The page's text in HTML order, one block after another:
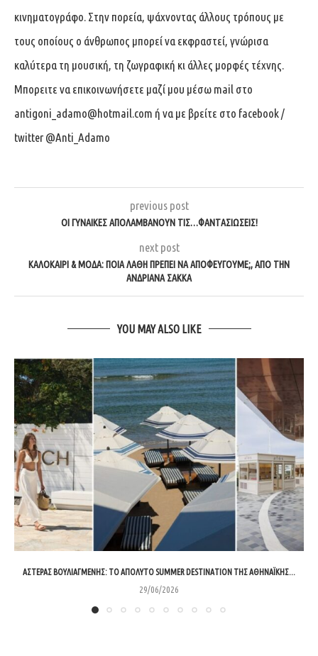
κινηματογράφο. Στην πορεία, ψάχνοντας άλλους τρόπους με
τους οποίους ο άνθρωπος μπορεί να εκφραστεί, γνώρισα
καλύτερα τη μουσική, τη ζωγραφική κι άλλες μορφές τέχνης.
Μπορειτε να επικοινωνήσετε μαζί μου μέσω mail στο
antigoni_adamo@hotmail.com ή να με βρείτε στο facebook /
twitter @Anti_Adamo
previous post
ΟΙ ΓΥΝΑΊΚΕΣ ΑΠΟΛΑΜΒΆΝΟΥΝ ΤΙΣ…ΦΑΝΤΑΣΙΏΣΕΙΣ!
next post
ΚΑΛΟΚΑΊΡΙ & ΜΌΔΑ: ΠΟΙΑ ΛΆΘΗ ΠΡΈΠΕΙ ΝΑ ΑΠΟΦΕΎΓΟΥΜΕ;, ΑΠΌ ΤΗΝ
ΑΝΔΡΙΆΝΑ ΣΑΚΚΆ
YOU MAY ALSO LIKE
ΑΣΤΈΡΑΣ ΒΟΥΛΙΑΓΜΈΝΗΣ: ΤΟ ΑΠΌΛΥΤΟ SUMMER DESTINATION ΤΗΣ ΑΘΗΝΑΪΚΉΣ...
29/06/2026